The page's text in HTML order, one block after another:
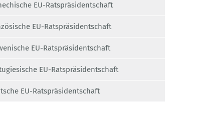
EU-Ratspräsidentschaft
EU-Ratspräsidentschaft
EU-Ratspräsidentschaft
EU-Ratspräsidentschaft
EU-Ratspräsidentschaft